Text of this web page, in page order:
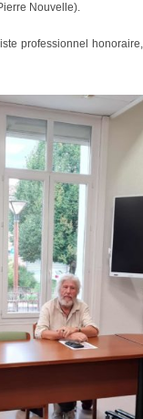
Nouvelle).
professionnel